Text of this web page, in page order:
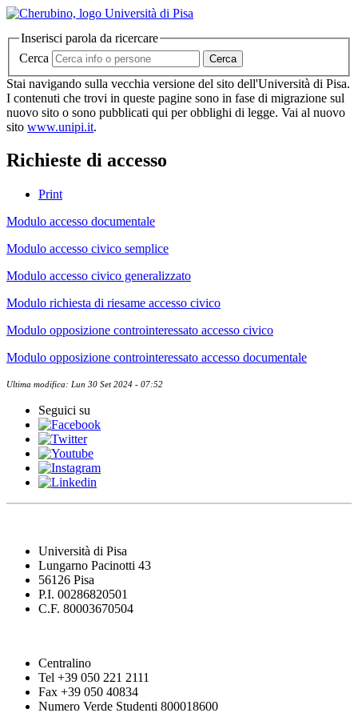
Inserisci parola da ricercare
Cerca
Cerca
Stai navigando sulla vecchia versione del sito dell'Università di Pisa.
I contenuti che trovi in queste pagine sono in fase di migrazione sul
nuovo sito o sono pubblicati qui per obblighi di legge. Vai al nuovo
sito www.unipi.it.
Richieste di accesso
Print
Modulo accesso documentale
Modulo accesso civico semplice
Modulo accesso civico generalizzato
Modulo richiesta di riesame accesso civico
Modulo opposizione controinteressato accesso civico
Modulo opposizione controinteressato accesso documentale
Ultima modifica: Lun 30 Set 2024 - 07:52
Seguici su
Università di Pisa
Lungarno Pacinotti 43
56126 Pisa
P.I. 00286820501
C.F. 80003670504
Centralino
Tel +39 050 221 2111
Fax +39 050 40834
Numero Verde Studenti 800018600